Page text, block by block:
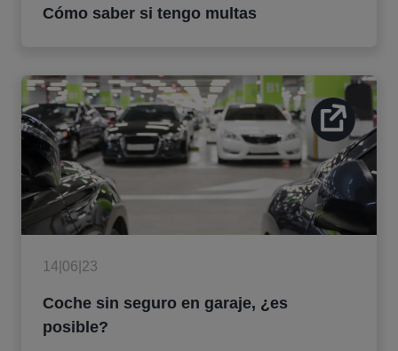
Cómo saber si tengo multas
14|06|23
Coche sin seguro en garaje, ¿es
posible?